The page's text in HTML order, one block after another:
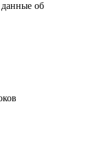
данные об